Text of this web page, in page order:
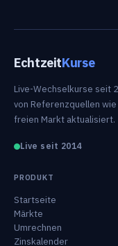
EchtzeitKurse
Live-Wechselkurse seit
von Referenzquellen
freien Markt aktualisiert.
Live seit 2014
PRODUKT
Startseite
Märkte
Umrechnen
Zinskalender